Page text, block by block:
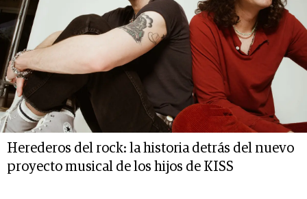
Herederos del rock: la historia detrás del nuevo
proyecto musical de los hijos de KISS